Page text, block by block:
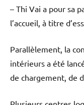
– Thi Vai a pour sa
l’accueil, à titre
Parallèlement, la
intérieurs a été
de chargement, de